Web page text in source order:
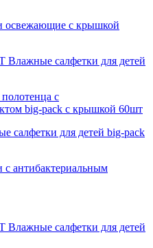
освежающие с крышкой
салфетки для детей
с
big-pack с крышкой 60шт
салфетки для детей big-pack
антибактериальным
салфетки для детей